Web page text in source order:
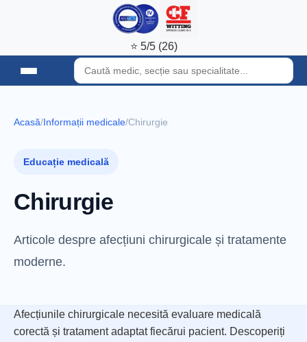
⭐ 5/5 (26)
Acasă/Informații medicale/Chirurgie
Educație medicală
Chirurgie
Articole despre afecțiuni chirurgicale și tratamente
moderne.
Afecțiunile chirurgicale necesită evaluare medicală
corectă și tratament adaptat fiecărui pacient. Descoperiți